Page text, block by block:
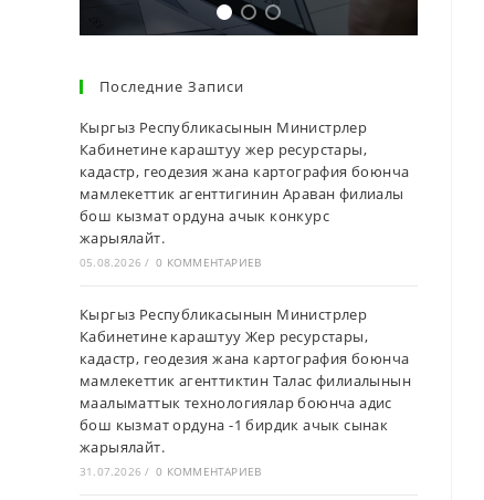
Последние Записи
Кыргыз Республикасынын Министрлер
Кабинетине караштуу жер ресурстары,
кадастр, геодезия жана картография боюнча
мамлекеттик агенттигинин Араван филиалы
бош кызмат ордуна ачык конкурс
жарыялайт.
05.08.2026 / 0 КОММЕНТАРИЕВ
Кыргыз Республикасынын Министрлер
Кабинетине караштуу Жер ресурстары,
кадастр, геодезия жана картография боюнча
мамлекеттик агенттиктин Талас филиалынын
маалыматтык технологиялар боюнча адис
бош кызмат ордуна -1 бирдик ачык сынак
жарыялайт.
31.07.2026 / 0 КОММЕНТАРИЕВ